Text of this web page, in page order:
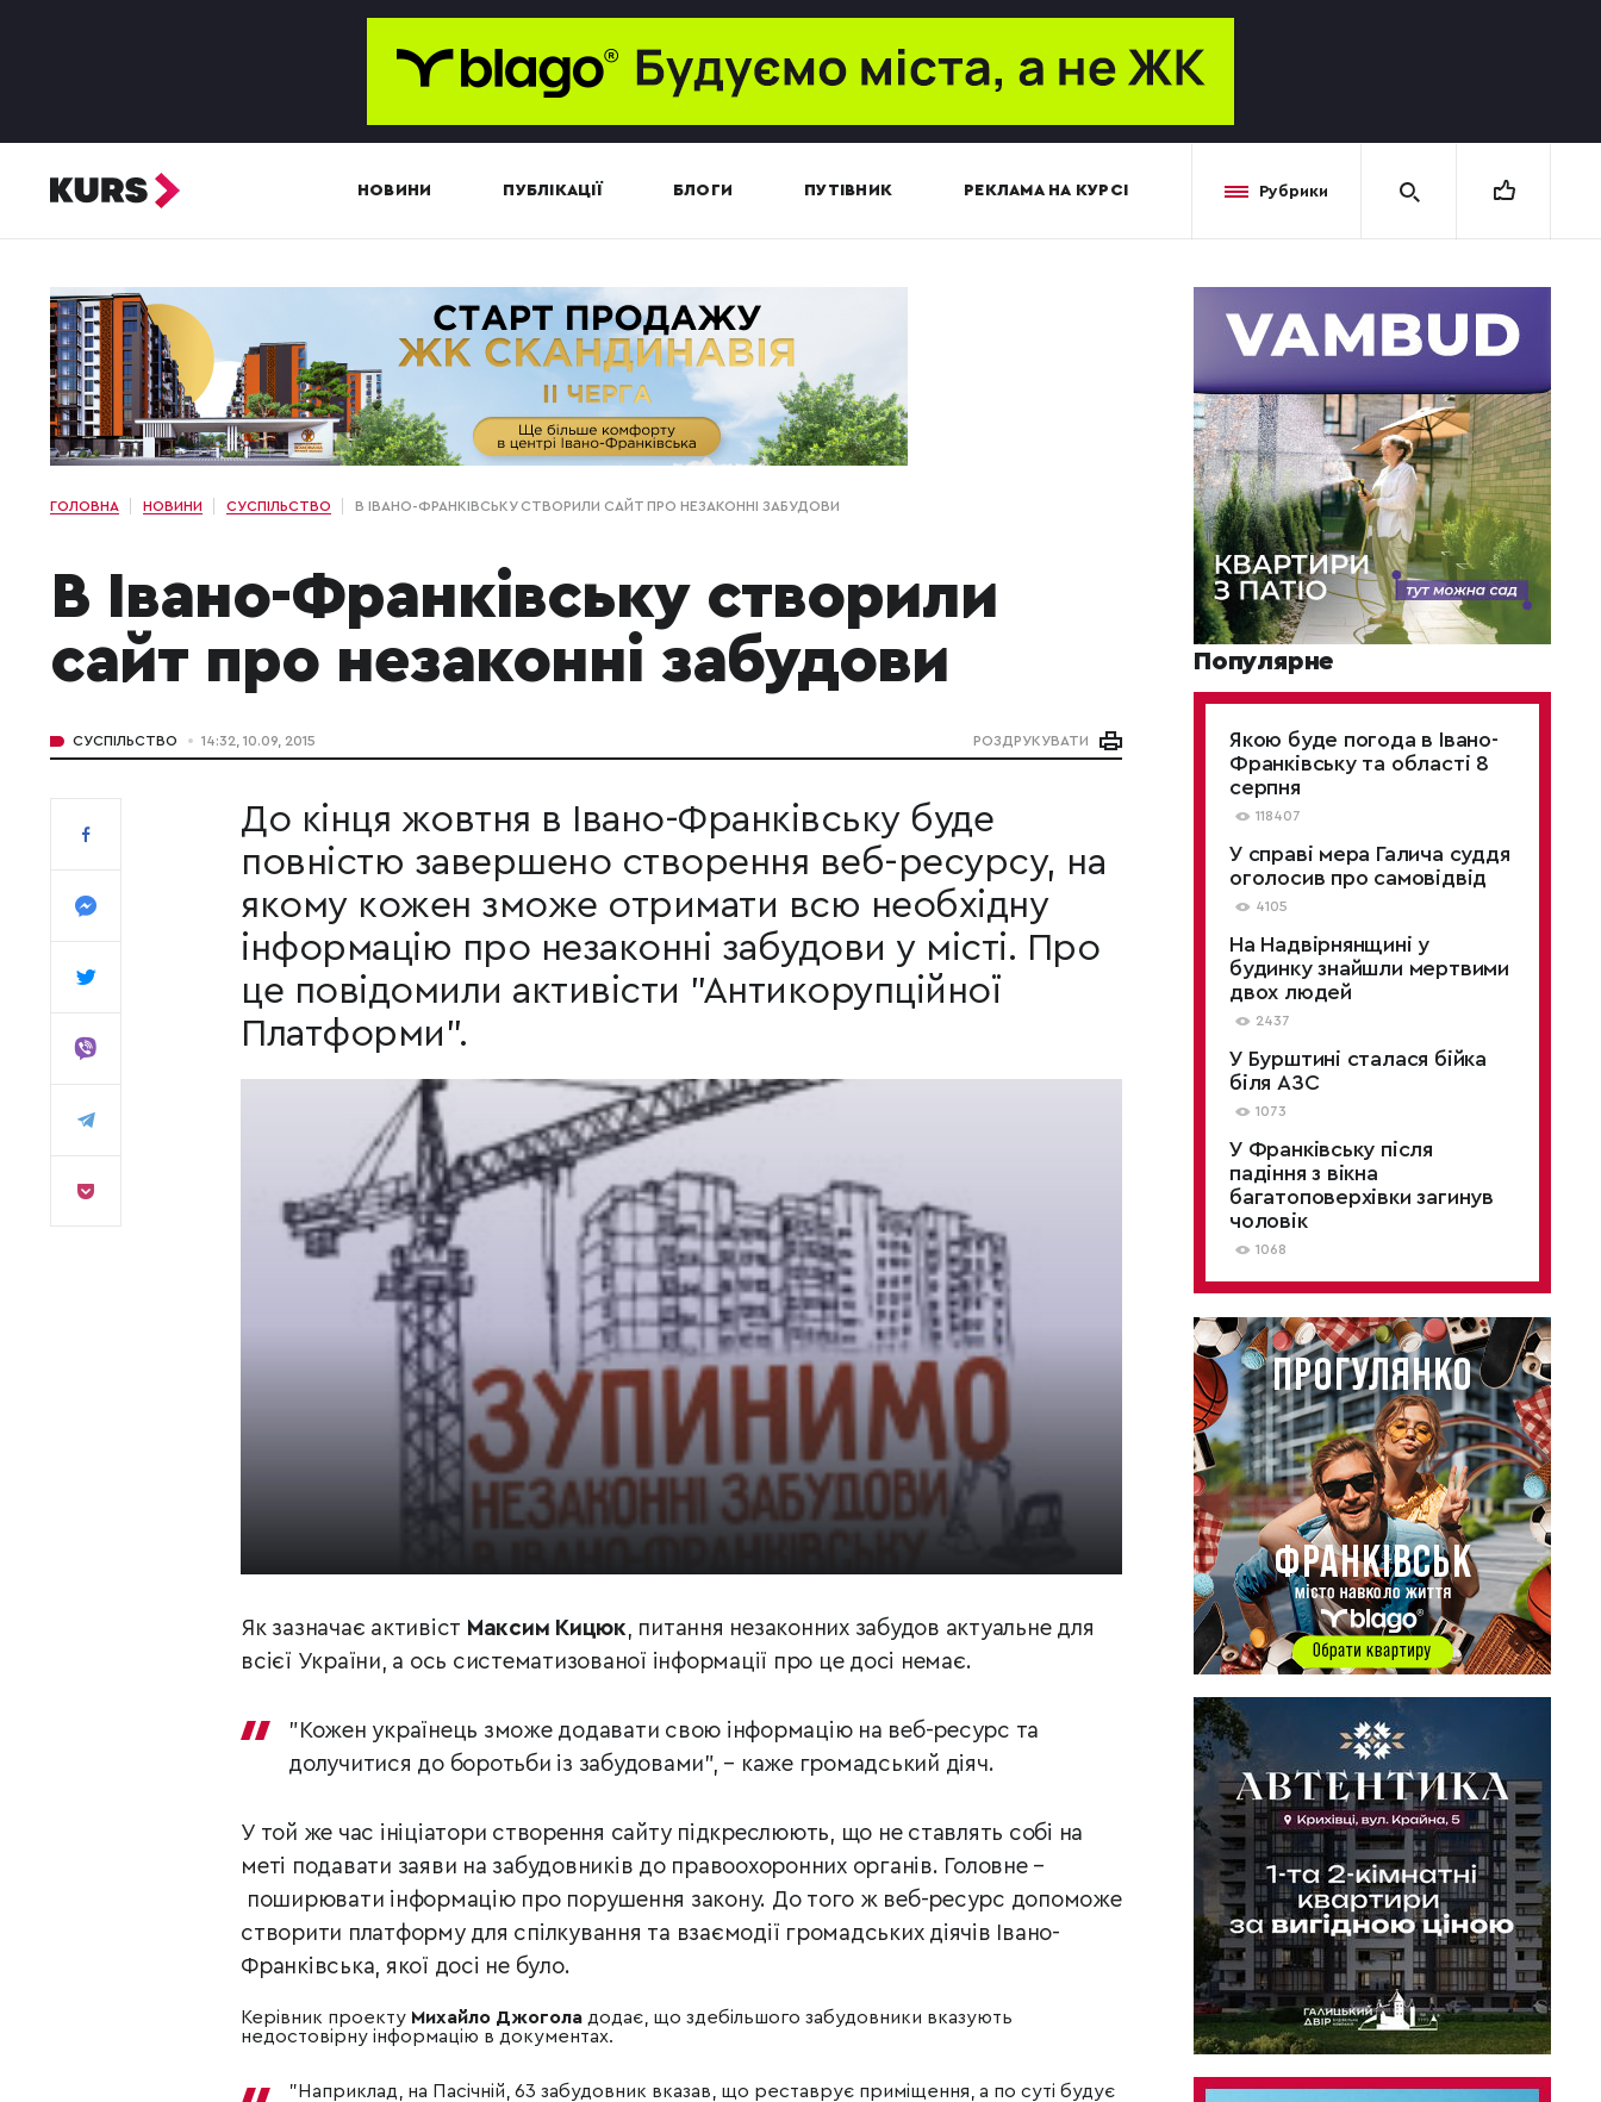
НОВИНИ ПУБЛІКАЦІЇ БЛОГИ ПУТІВНИК РЕКЛАМА НА КУРСІ Рубрики
ГОЛОВНА НОВИНИ СУСПІЛЬСТВО В ІВАНО-ФРАНКІВСЬКУ СТВОРИЛИ САЙТ ПРО НЕЗАКОННІ ЗАБУДОВИ
В Івано-Франківську створили
сайт про незаконні забудови
СУСПІЛЬСТВО 14:32, 10.09, 2015 РОЗДРУКУВАТИ
До кінця жовтня в Івано-Франківську буде
повністю завершено створення веб-ресурсу, на
якому кожен зможе отримати всю необхідну
інформацію про незаконні забудови у місті. Про
це повідомили активісти "Антикорупційної
Платформи".
Як зазначає активіст Максим Кицюк, питання незаконних забудов актуальне для
всієї України, а ось систематизованої інформації про це досі немає.
"Кожен українець зможе додавати свою інформацію на веб-ресурс та
долучитися до боротьби із забудовами", – каже громадський діяч.
У той же час ініціатори створення сайту підкреслюють, що не ставлять собі на
меті подавати заяви на забудовників до правоохоронних органів. Головне –
поширювати інформацію про порушення закону. До того ж веб-ресурс допоможе
створити платформу для спілкування та взаємодії громадських діячів Івано-
Франківська, якої досі не було.
Керівник проекту Михайло Джогола додає, що здебільшого забудовники вказують
недостовірну інформацію в документах.
"Наприклад, на Пасічній, 63 забудовник вказав, що реставрує приміщення, а по суті будує
Популярне
Якою буде погода в Івано-
Франківську та області 8
серпня
118407
У справі мера Галича суддя
оголосив про самовідвід
4105
На Надвірнянщині у
будинку знайшли мертвими
двох людей
2437
У Бурштині сталася бійка
біля АЗС
1073
У Франківську після
падіння з вікна
багатоповерхівки загинув
чоловік
1068